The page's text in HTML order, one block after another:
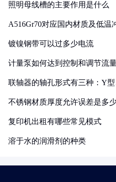
照明母线槽的主要作用是什么
A516Gr70对应国内材质及低温
镀镍钢带可以过多少电流
计量泵如何达到控制和调节流
联轴器的轴孔形式有三种：Y
不锈钢材质厚度允许误差是多
复印机出租有哪些常见模式
溶于水的润滑剂的种类